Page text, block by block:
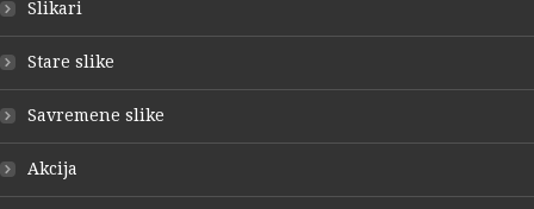
Slikari
Stare slike
Savremene slike
Akcija